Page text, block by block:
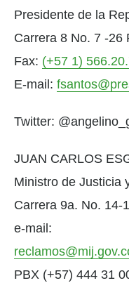
Presidente de la
Carrera 8 No. 7 -26
Fax: (+57 1)
E-mail:
Twitter:
JUAN CARLOS
Ministro de Justicia
Carrera 9a. No. 14-
e-
PBX (+57) 444 31